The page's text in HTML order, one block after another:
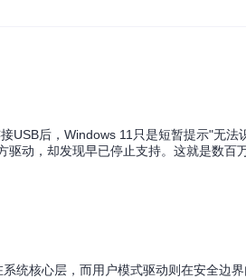
USB后，Windows 11只是短暂提示"无法
动，却发现早已停止支持。这就是数百
统核心层，而用户模式驱动则在安全边